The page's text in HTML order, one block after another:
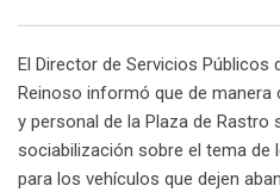
El Director de Servicios Públicos
Reinoso informó que de
y personal de la Plaza de Rastro
sociabilización sobre el tema de
para los vehículos que dejen